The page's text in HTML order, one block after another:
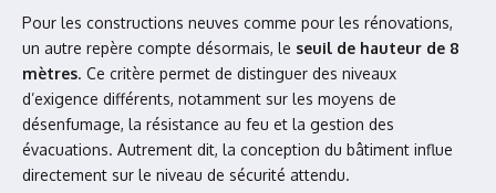
Pour les constructions neuves comme pour les rénovations,
un autre repère compte désormais, le seuil de hauteur de 8
mètres. Ce critère permet de distinguer des niveaux
d’exigence différents, notamment sur les moyens de
désenfumage, la résistance au feu et la gestion des
évacuations. Autrement dit, la conception du bâtiment influe
directement sur le niveau de sécurité attendu.